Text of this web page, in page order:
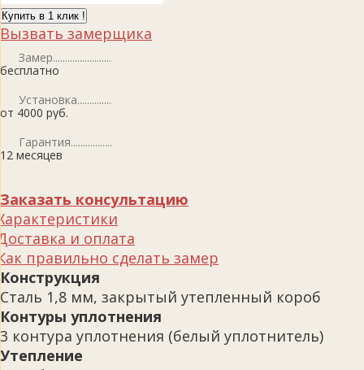
Купить в 1 клик !
Вызвать замерщика
Замер
бесплатно
Установка
от 4000 руб.
Гарантия
12 месяцев
Заказать консультацию
и оплата
правильно сделать замер
Конструкция
Сталь 1,8 мм, закрытый утепленный короб
Контуры уплотнения
3 контура уплотнения (белый уплотнитель)
Утепление